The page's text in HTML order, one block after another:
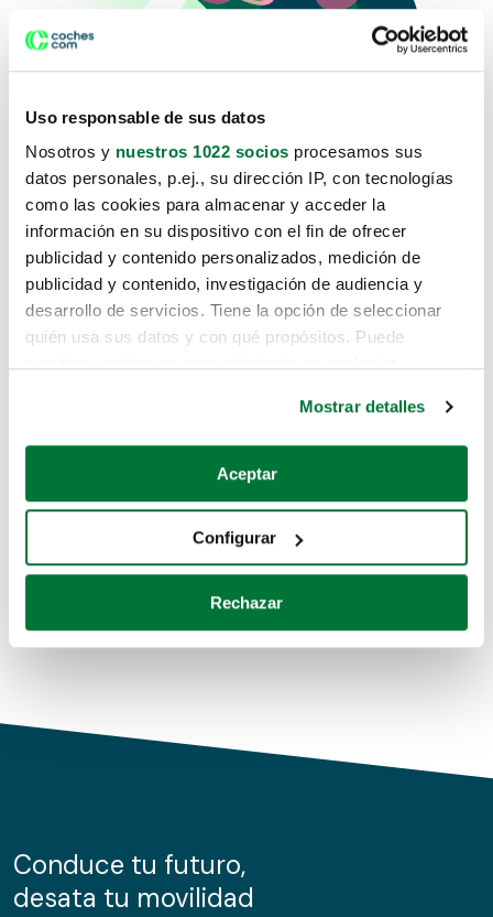
Uso responsable de sus datos
Nosotros y nuestros 1022 socios procesamos sus
datos personales, p.ej., su dirección IP, con tecnologías
como las cookies para almacenar y acceder la
información en su dispositivo con el fin de ofrecer
publicidad y contenido personalizados, medición de
publicidad y contenido, investigación de audiencia y
desarrollo de servicios. Tiene la opción de seleccionar
quién usa sus datos y con qué propósitos. Puede
Si lo permite, también quisiéramos:
Recopilar información sobre su ubicación geográfica
Identificar su dispositivo analizándolo activamente
para buscar características específicas (huellas
Obtenga más información sobre cómo se procesan sus
de cookies.
información sobre el uso que haga del sitio web con
nuestros partners de redes sociales, publicidad y análisis
Mostrar detalles
Aceptar
Configurar
Rechazar
Lo sentimos, no sabemos como
te hemos traido hasta aquí.
Pero puedes encontrar el coche que estás
buscando en alguno de estos enlaces:
Coches de segunda mano
Coches de km0
Conduce tu futuro,
desata tu movilidad